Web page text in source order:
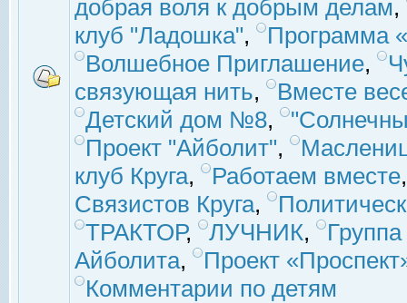
добрая воля к добрым делам,
клуб "Ладошка",
Программа
Волшебное Приглашение,
связующая нить,
Вместе
Детский дом №8,
Проект "Айболит",
клуб Круга, Работаем вместе
Связистов Круга,
ТРАКТОР, ЛУЧНИК,
Айболита,
Проект
Комментарии по детям